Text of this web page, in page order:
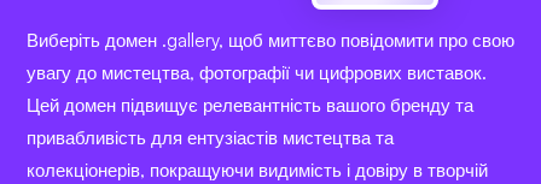
Виберіть домен .gallery, щоб миттєво повідомити про свою
увагу до мистецтва, фотографії чи цифрових виставок.
Цей домен підвищує релевантність вашого бренду та
привабливість для ентузіастів мистецтва та
колекціонерів, покращуючи видимість і довіру в творчій